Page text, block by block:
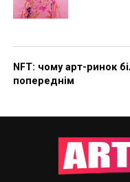
NFT: чому арт-ринок
попереднім